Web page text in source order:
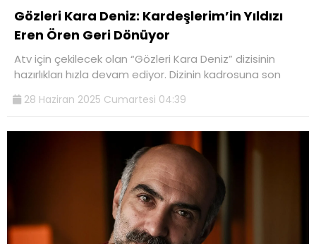
Gözleri Kara Deniz: Kardeşlerim’in Yıldızı
Eren Ören Geri Dönüyor
Atv için çekilecek olan “Gözleri Kara Deniz” dizisinin
hazırlıkları hızla devam ediyor. Dizinin kadrosuna son
28 Haziran 2025 Cumartesi 04:39